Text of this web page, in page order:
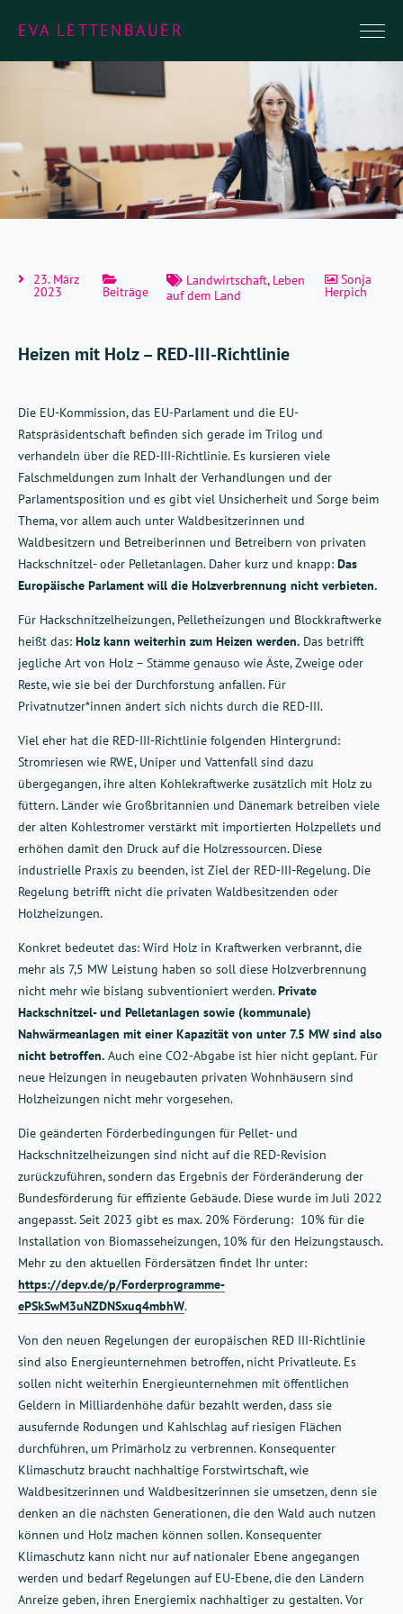
EVA LETTENBAUER
23. März
2023 Beiträge
Landwirtschaft, Leben
auf dem Land
Sonja
Herpich
Heizen mit Holz – RED-III-Richtlinie
Die EU-Kommission, das EU-Parlament und die EU-
Ratspräsidentschaft befinden sich gerade im Trilog und
verhandeln über die RED-III-Richtlinie. Es kursieren viele
Falschmeldungen zum Inhalt der Verhandlungen und der
Parlamentsposition und es gibt viel Unsicherheit und Sorge beim
Thema, vor allem auch unter Waldbesitzerinnen und
Waldbesitzern und Betreiberinnen und Betreibern von privaten
Hackschnitzel- oder Pelletanlagen. Daher kurz und knapp: Das
Europäische Parlament will die Holzverbrennung nicht verbieten.
Für Hackschnitzelheizungen, Pelletheizungen und Blockkraftwerke
heißt das: Holz kann weiterhin zum Heizen werden. Das betrifft
jegliche Art von Holz – Stämme genauso wie Äste, Zweige oder
Reste, wie sie bei der Durchforstung anfallen. Für
Privatnutzer*innen ändert sich nichts durch die RED-III.
Viel eher hat die RED-III-Richtlinie folgenden Hintergrund:
Stromriesen wie RWE, Uniper und Vattenfall sind dazu
übergegangen, ihre alten Kohlekraftwerke zusätzlich mit Holz zu
füttern. Länder wie Großbritannien und Dänemark betreiben viele
der alten Kohlestromer verstärkt mit importierten Holzpellets und
erhöhen damit den Druck auf die Holzressourcen. Diese
industrielle Praxis zu beenden, ist Ziel der RED-III-Regelung. Die
Regelung betrifft nicht die privaten Waldbesitzenden oder
Holzheizungen.
Konkret bedeutet das: Wird Holz in Kraftwerken verbrannt, die
mehr als 7,5 MW Leistung haben so soll diese Holzverbrennung
nicht mehr wie bislang subventioniert werden.Private
Hackschnitzel- und Pelletanlagen sowie (kommunale)
Nahwärmeanlagen mit einer Kapazität von unter 7.5 MW sind also
nicht betroffen. Auch eine CO2-Abgabe ist hier nicht geplant. Für
neue Heizungen in neugebauten privaten Wohnhäusern sind
Holzheizungen nicht mehr vorgesehen.
Die geänderten Förderbedingungen für Pellet- und
Hackschnitzelheizungen sind nicht auf die RED-Revision
zurückzuführen, sondern das Ergebnis der Förderänderung der
Bundesförderung für effiziente Gebäude. Diese wurde im Juli 2022
angepasst. Seit 2023 gibt es max. 20% Förderung: 10% für die
Installation von Biomasseheizungen, 10% für den Heizungstausch.
Mehr zu den aktuellen Fördersätzen findet Ihr unter:
https://depv.de/p/Forderprogramme-
ePSkSwM3uNZDNSxuq4mbhW.
Von den neuen Regelungen der europäischen RED III-Richtlinie
sind also Energieunternehmen betroffen, nicht Privatleute. Es
sollen nicht weiterhin Energieunternehmen mit öffentlichen
Geldern in Milliardenhöhe dafür bezahlt werden, dass sie
ausufernde Rodungen und Kahlschlag auf riesigen Flächen
durchführen, um Primärholz zu verbrennen. Konsequenter
Klimaschutz braucht nachhaltige Forstwirtschaft, wie
Waldbesitzerinnen und Waldbesitzerinnen sie umsetzen, denn sie
denken an die nächsten Generationen, die den Wald auch nutzen
können und Holz machen können sollen. Konsequenter
Klimaschutz kann nicht nur auf nationaler Ebene angegangen
werden und bedarf Regelungen auf EU-Ebene, die den Ländern
Anreize geben, ihren Energiemix nachhaltiger zu gestalten. Vor